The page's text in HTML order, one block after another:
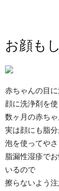
お顔も
赤ちゃんの目
顔に洗浄剤を
数ヶ月の赤ち
実は顔にも脂分
泡を使ってやさ
脂漏性湿疹で
いるので
擦らないよう